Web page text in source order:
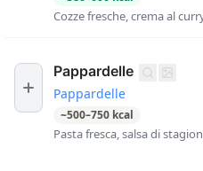
Cozze fresche, crema al
Pappardelle
Pappardelle
~500–750 kcal
Pasta fresca, salsa di